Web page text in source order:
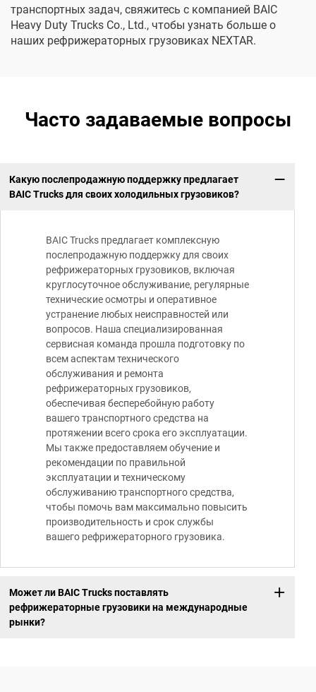
транспортных задач, свяжитесь с компанией BAIC
Heavy Duty Trucks Co., Ltd., чтобы узнать больше о
наших рефрижераторных грузовиках NEXTAR.
Часто задаваемые вопросы
Какую послепродажную поддержку предлагает
BAIC Trucks для своих холодильных грузовиков?
BAIC Trucks предлагает комплексную
послепродажную поддержку для своих
рефрижераторных грузовиков, включая
круглосуточное обслуживание, регулярные
технические осмотры и оперативное
устранение любых неисправностей или
вопросов. Наша специализированная
сервисная команда прошла подготовку по
всем аспектам технического
обслуживания и ремонта
рефрижераторных грузовиков,
обеспечивая бесперебойную работу
вашего транспортного средства на
протяжении всего срока его эксплуатации.
Мы также предоставляем обучение и
рекомендации по правильной
эксплуатации и техническому
обслуживанию транспортного средства,
чтобы помочь вам максимально повысить
производительность и срок службы
вашего рефрижераторного грузовика.
Может ли BAIC Trucks поставлять
рефрижераторные грузовики на международные
рынки?